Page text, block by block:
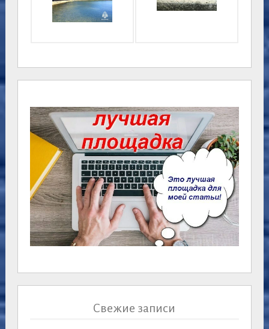
Свежие записи